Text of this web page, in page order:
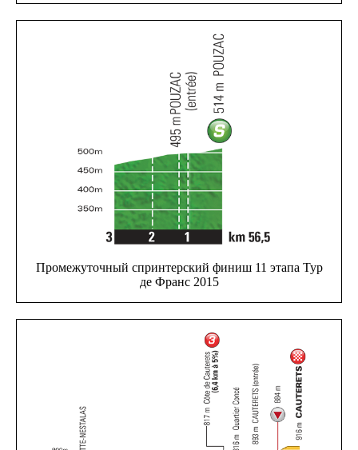
Промежуточный спринтерский финиш 11 этапа Тур
де Франс 2015